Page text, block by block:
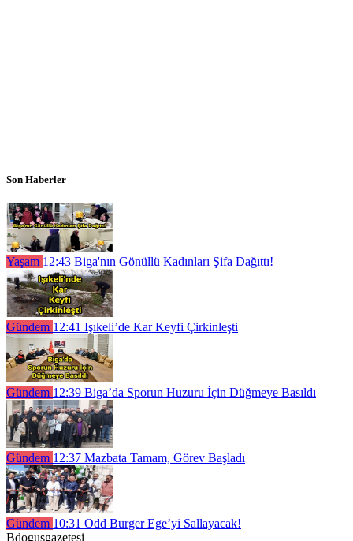
Son Haberler
Yaşam 12:43 Biga'nın Gönüllü Kadınları Şifa Dağıttı!
Gündem 12:41 Işıkeli’de Kar Keyfi Çirkinleşti
Gündem 12:39 Biga’da Sporun Huzuru İçin Düğmeye Basıldı
Gündem 12:37 Mazbata Tamam, Görev Başladı
Gündem 10:31 Odd Burger Ege’yi Sallayacak!
Bdogusgazetesi